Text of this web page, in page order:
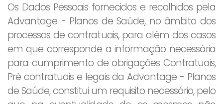
Os Dados Pessoais fornecidos e recolhidos pela
Advantage - Planos de Saúde, no âmbito dos
processos de contratuais, para além dos casos
em que corresponde a informação necessária
para cumprimento de obrigações Contratuais,
Pré contratuais e legais da Advantage - Planos
de Saúde, constitui um requisito necessário, pelo